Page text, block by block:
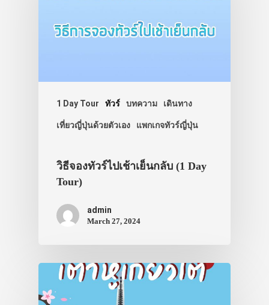
1 Day Tour ทัวร์ บทความ เดินทาง
เที่ยวญี่ปุ่นด้วยตัวเอง แพกเกจทัวร์ญี่ปุ่น
วิธีจองทัวร์ไปเช้าเย็นกลับ (1 Day
Tour)
admin
March 27, 2024
เอง
รถบัส